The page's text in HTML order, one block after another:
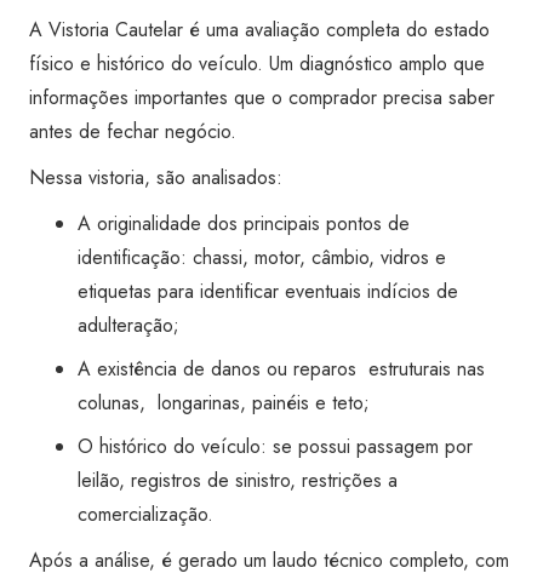
de
Transferência)
-
Morumbi
quantidade
A Vistoria Cautelar é uma avaliação completa do estado
físico e histórico do veículo. Um diagnóstico amplo que
informações importantes que o comprador precisa saber
antes de fechar negócio.
Nessa vistoria, são analisados:
A originalidade dos principais pontos de
identificação: chassi, motor, câmbio, vidros e
etiquetas para identificar eventuais indícios de
adulteração;
A existência de danos ou reparos estruturais nas
colunas, longarinas, painéis e teto;
O histórico do veículo: se possui passagem por
leilão, registros de sinistro, restrições a
comercialização.
Após a análise, é gerado um laudo técnico completo, com